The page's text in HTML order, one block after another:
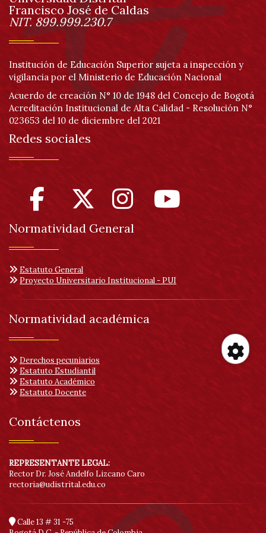
página
Información
Francisco José de Caldas
NIT. 899.999.230.7
Institución de Educación Superior sujeta a inspección y
vigilancia por el Ministerio de Educación Nacional
Acuerdo de creación N° 10 de 1948 del Concejo de Bogotá
Acreditación Institucional de Alta Calidad - Resolución N°
023653 del 10 de diciembre del 2021
Redes sociales
Normatividad General
Estatuto General
Proyecto Universitario Institucional - PUI
Normatividad académica
Derechos pecuniarios
Estatuto Estudiantil
Estatuto Académico
Estatuto Docente
Contáctenos
REPRESENTANTE LEGAL:
Rector Dr. José Andelfo Lizcano Caro
rectoria@udistrital.edu.co
Calle 13 # 31 -75